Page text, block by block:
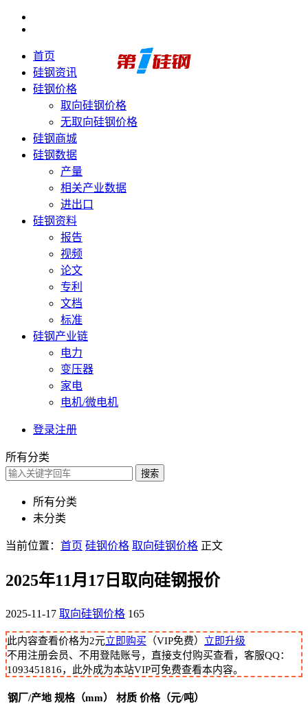
首页
硅钢资讯
硅钢价格
取向硅钢价格
无取向硅钢价格
硅钢商城
硅钢数据
产量
相关产业数据
进出口
硅钢资料
报告
视频
论文
专利
文档
标准
硅钢产业链
电力
变压器
家电
电机/微电机
登录注册
所有分类
搜索
所有分类
未分类
当前位置： 首页 硅钢价格 取向硅钢价格 正文
2025年11月17日取向硅钢报价
2025-11-17 取向硅钢价格 165
此内容查看价格为2元立即购买 （VIP免费） 立即升级
不用注册会员、不用登陆账号，直接支付购买查看，客服QQ：
1093451816，此外成为本站VIP可免费查看本内容。
钢厂/产地 规格（mm） 材质 价格（元/吨）